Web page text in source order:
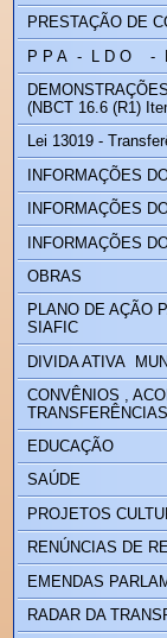
PRESTAÇÃO DE
P P A - L D O -
(NBCT 16.6 (R1)
Lei 13019 -
INFORMAÇÕES
INFORMAÇÕES
INFORMAÇÕES
OBRAS
PLANO DE AÇÃO
SIAFIC
DIVIDA ATIVA
CONVÊNIOS ,
TRANSFERÊNCIAS
EDUCAÇÃO
SAÚDE
PROJETOS
RENÚNCIAS DE
EMENDAS
RADAR DA